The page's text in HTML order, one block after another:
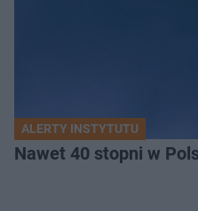
ALERTY INSTYTUTU
Nawet 40 stopni w